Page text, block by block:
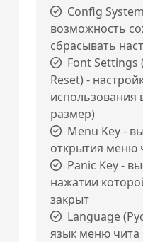
Config
возможность
сбрасывать
Font Settings
Reset) -
использования
размер)
Menu Key -
открытия меню
Panic Key -
нажатии
закрыт
Language
язык меню